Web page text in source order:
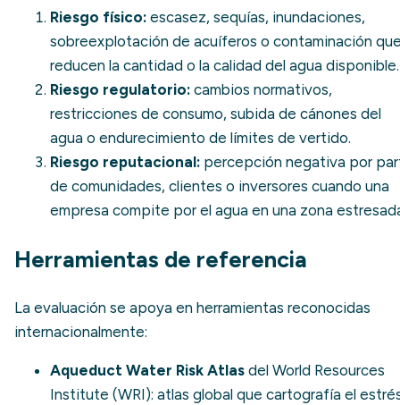
Riesgo físico: escasez, sequías, inundaciones,
sobreexplotación de acuíferos o contaminación
reducen la cantidad o la calidad del agua disponible.
Riesgo regulatorio: cambios normativos,
restricciones de consumo, subida de cánones del
agua o endurecimiento de límites de vertido.
Riesgo reputacional: percepción negativa por
de comunidades, clientes o inversores cuando una
empresa compite por el agua en una zona
Herramientas de referencia
La evaluación se apoya en herramientas reconocidas
internacionalmente:
Aqueduct Water Risk Atlas del World Resources
Institute (WRI): atlas global que cartografía el